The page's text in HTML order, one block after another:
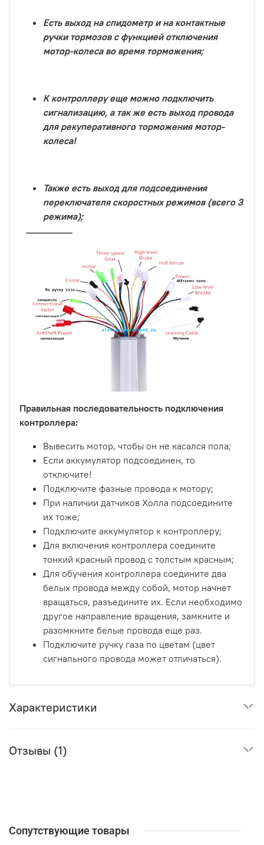
Есть выход на спидометр и на контактные
ручки тормозов с функцией отключения
мотор-колеса во время торможения;
К контроллеру еще можно подключить
сигнализацию, а так же есть выход провода
для рекуперативного торможения мотор-
колеса!
Также есть выход для подсоединения
переключателя скоростных режимов (всего 3
режима);
Правильная последовательность подключения
контроллера:
Вывесить мотор, чтобы он не касался пола;
Если аккумулятор подсоединен, то
отключите!
Подключите фазные провода к мотору;
При наличии датчиков Холла подсоедините
их тоже;
Подключите аккумулятор к контроллеру;
Для включения контроллера соедините
тонкий красный провод с толстым красным;
Для обучения контроллера соедините два
белых провода между собой, мотор начнет
вращаться, разъедините их. Если необходимо
другое направление вращения, замкните и
разомкните белые провода еще раз.
Подключите ручку газа по цветам (цвет
сигнального провода может отличаться).
Характеристики
Отзывы (1)
Сопутствующие товары